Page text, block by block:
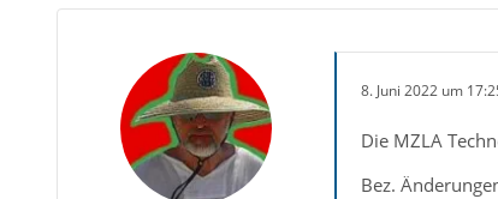
8. Juni 2022 um
Die MZLA
Bez.